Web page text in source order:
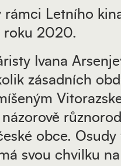
rámci Letního
roku 2020.
Ivana
zásadních
obce. Osudy
svou chvilku